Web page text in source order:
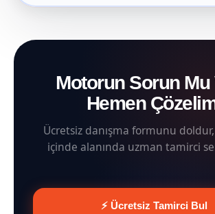
Motorun Sorun Mu
Hemen
Ücretsiz danışma formunu
içinde alanında uzman tamirci
⚡ Ücretsiz Tamirci Bul